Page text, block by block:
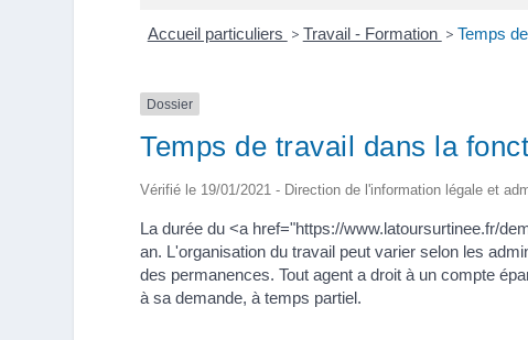
Accueil particuliers > Travail - Formation > Temps
Dossier
Temps de travail dans la
Vérifié le 19/01/2021 - Direction de l'information légale et
La durée du <a href="https://www.latoursurtinee.fr/
an. L'organisation du travail peut varier selon les
des permanences. Tout agent a droit à un compte
à sa demande, à temps partiel.